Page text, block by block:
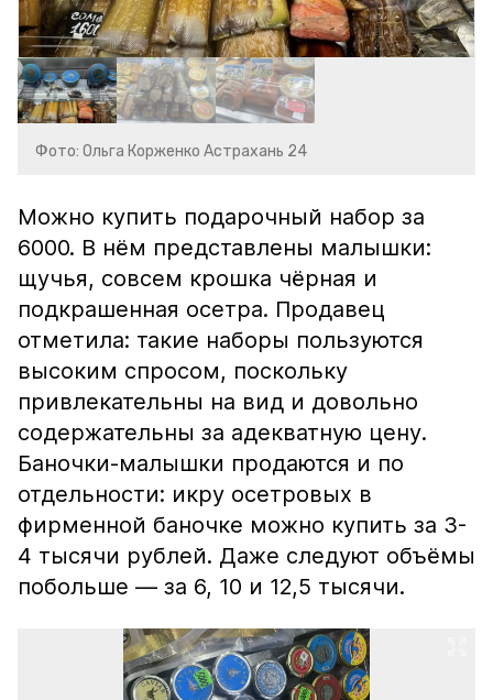
Фото: Ольга Корженко Астрахань 24
Можно купить подарочный набор за
6000. В нём представлены малышки:
щучья, совсем крошка чёрная и
подкрашенная осетра. Продавец
отметила: такие наборы пользуются
высоким спросом, поскольку
привлекательны на вид и довольно
содержательны за адекватную цену.
Баночки-малышки продаются и по
отдельности: икру осетровых в
фирменной баночке можно купить за 3-
4 тысячи рублей. Даже следуют объёмы
побольше — за 6, 10 и 12,5 тысячи.